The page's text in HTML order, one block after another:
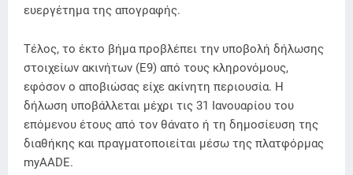
ευεργέτημα της απογραφής.
Τέλος, το έκτο βήμα προβλέπει την υποβολή δήλωσης
στοιχείων ακινήτων (Ε9) από τους κληρονόμους,
εφόσον ο αποβιώσας είχε ακίνητη περιουσία. Η
δήλωση υποβάλλεται μέχρι τις 31 Ιανουαρίου του
επόμενου έτους από τον θάνατο ή τη δημοσίευση της
διαθήκης και πραγματοποιείται μέσω της πλατφόρμας
myAADE.